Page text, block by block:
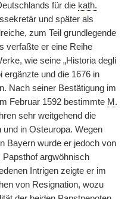
für die kath.
und später als
zum Teil grundlegende
verfaßte er eine Reihe
wie seine „Historia degli
ergänzte und die 1676 in
Nach seiner Bestätigung im
Februar 1592 bestimmte M.
sehr weitgehend die
in Osteuropa. Wegen
Bayern wurde er jedoch von
argwöhnisch
Intrigen zeigte er im
von Resignation, wozu